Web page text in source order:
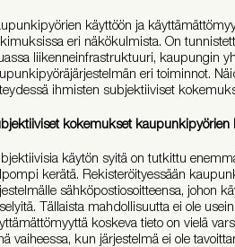
käyttöön ja
eri näkökulmista. On
liikenneinfrastruktuuri, kaupungin
eri toiminnot.
ihmisten subjektiiviset
kokemukset kaupunkipyörien
käytön syitä on tutkittu
kerätä. Rekisteröityessään
sähköpostiosoitteensa, johon
Tällaista mahdollisuutta ei ole
koskeva tieto on vielä
vaiheessa, kun järjestelmä ei ole